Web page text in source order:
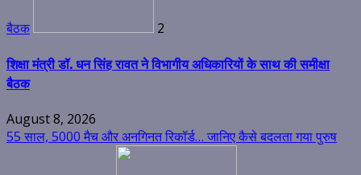
बैठक 2
शिक्षा मंत्री डॉ. धन सिंह रावत ने विभागीय अधिकारियों के साथ की समीक्षा
बैठक
August 8, 2026
55 साल, 5000 मैच और अनगिनत रिकॉर्ड… जानिए कैसे बदलता गया पुरुष